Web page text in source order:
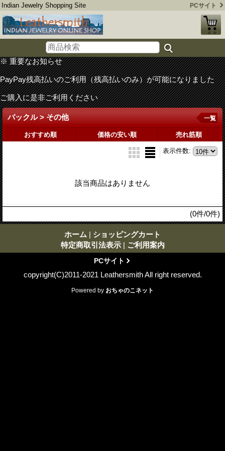
Indian Jewelry Shopping Site PCサイト
※ 重要なお知らせ
PayPay残高払いのご利用（残高払いのみ）が可能になりました
ご購入に是非ご利用ください
バックル > その他 一覧
おすすめ順 価格の安い順 売れ筋順
表示件数:
該当商品はありません
(0件/0件)
ホーム | ショッピングカート
特定商取引法表示 | ご利用案内
PCサイト
copyright(C)2011-2021 Leathersmith All right reserved.
Powered by おちゃのこネット